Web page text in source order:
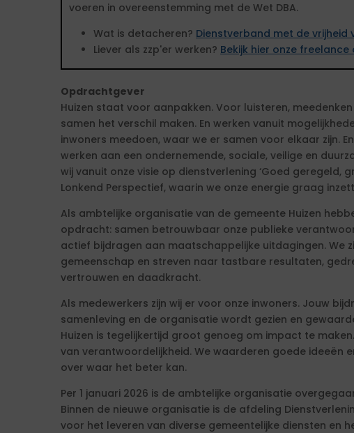
voeren in overeenstemming met de Wet DBA.
Wat is detacheren? Dienstverband met de vrijheid
Liever als zzp'er werken? Bekijk hier onze
Opdrachtgever
Huizen staat voor aanpakken. Voor luisteren,
samen het verschil maken. En werken vanuit
inwoners meedoen, waar we er samen voor elkaar zijn.
werken aan een ondernemende, sociale, veilige en
wij vanuit onze visie op dienstverlening ‘Goed geregeld,
Lonkend Perspectief, waarin we onze energie graag
Als ambtelijke organisatie van de gemeente Huizen
opdracht: samen betrouwbaar onze publieke
actief bijdragen aan maatschappelijke uitdagingen. We
gemeenschap en streven naar tastbare resultaten,
vertrouwen en daadkracht.
Als medewerkers zijn wij er voor onze inwoners. Jouw
samenleving en de organisatie wordt gezien en
Huizen is tegelijkertijd groot genoeg om impact te
van verantwoordelijkheid. We waarderen goede ideeën
over waar het beter kan.
Per 1 januari 2026 is de ambtelijke organisatie
Binnen de nieuwe organisatie is de afdeling
voor het leveren van diverse gemeentelijke diensten en